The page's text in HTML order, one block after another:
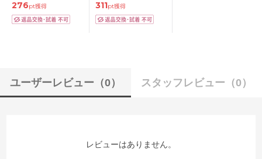
276pt獲得 311pt獲得
ユーザーレビュー （0） スタッフレビュー （0）
レビューはありません。